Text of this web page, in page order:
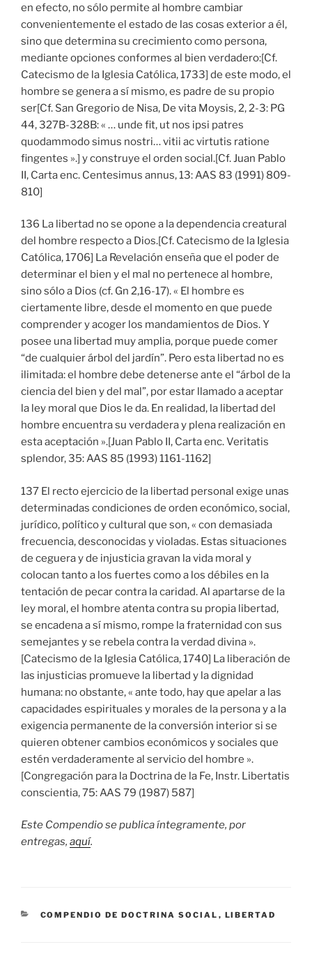
en efecto, no sólo permite al hombre cambiar
convenientemente el estado de las cosas exterior a él,
sino que determina su crecimiento como persona,
mediante opciones conformes al bien verdadero:[Cf.
Catecismo de la Iglesia Católica, 1733] de este modo, el
hombre se genera a sí mismo, es padre de su propio
ser[Cf. San Gregorio de Nisa, De vita Moysis, 2, 2-3: PG
44, 327B-328B: « … unde fit, ut nos ipsi patres
quodammodo simus nostri… vitii ac virtutis ratione
fingentes ».] y construye el orden social.[Cf. Juan Pablo
II, Carta enc. Centesimus annus, 13: AAS 83 (1991) 809-
810]
136 La libertad no se opone a la dependencia creatural
del hombre respecto a Dios.[Cf. Catecismo de la Iglesia
Católica, 1706] La Revelación enseña que el poder de
determinar el bien y el mal no pertenece al hombre,
sino sólo a Dios (cf. Gn 2,16-17). « El hombre es
ciertamente libre, desde el momento en que puede
comprender y acoger los mandamientos de Dios. Y
posee una libertad muy amplia, porque puede comer
“de cualquier árbol del jardín”. Pero esta libertad no es
ilimitada: el hombre debe detenerse ante el “árbol de la
ciencia del bien y del mal”, por estar llamado a aceptar
la ley moral que Dios le da. En realidad, la libertad del
hombre encuentra su verdadera y plena realización en
esta aceptación ».[Juan Pablo II, Carta enc. Veritatis
splendor, 35: AAS 85 (1993) 1161-1162]
137 El recto ejercicio de la libertad personal exige unas
determinadas condiciones de orden económico, social,
jurídico, político y cultural que son, « con demasiada
frecuencia, desconocidas y violadas. Estas situaciones
de ceguera y de injusticia gravan la vida moral y
colocan tanto a los fuertes como a los débiles en la
tentación de pecar contra la caridad. Al apartarse de la
ley moral, el hombre atenta contra su propia libertad,
se encadena a sí mismo, rompe la fraternidad con sus
semejantes y se rebela contra la verdad divina ».
[Catecismo de la Iglesia Católica, 1740] La liberación de
las injusticias promueve la libertad y la dignidad
humana: no obstante, « ante todo, hay que apelar a las
capacidades espirituales y morales de la persona y a la
exigencia permanente de la conversión interior si se
quieren obtener cambios económicos y sociales que
estén verdaderamente al servicio del hombre ».
[Congregación para la Doctrina de la Fe, Instr. Libertatis
conscientia, 75: AAS 79 (1987) 587]
Este Compendio se publica íntegramente, por
entregas, aquí.
CATEGORÍAS
COMPENDIO DE DOCTRINA SOCIAL , LIBERTAD